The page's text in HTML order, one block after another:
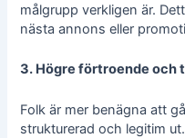
målgrupp verkligen är.
nästa annons eller
3. Högre förtroende och
Folk är mer benägna att
strukturerad och legitim